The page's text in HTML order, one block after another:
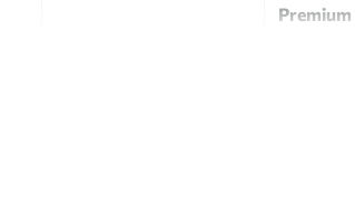
Premium